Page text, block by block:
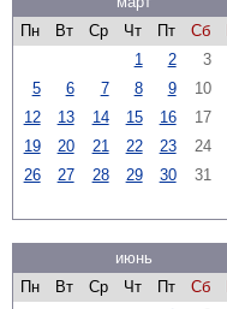
Пн
Вт Ср Чт Пт Сб
1
2 3
5
6 7 8 9 10
12
13 14 15 16 17
19
20 21 22 23 24
26
27 28 29 30 31
июнь
Пн
Вт Ср Чт Пт Сб